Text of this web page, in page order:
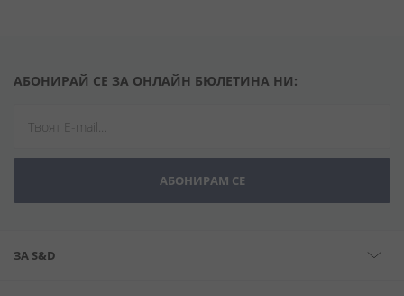
АБОНИРАЙ СЕ ЗА ОНЛАЙН БЮЛЕТИНА НИ:
АБОНИРАМ СЕ
ЗА S&D